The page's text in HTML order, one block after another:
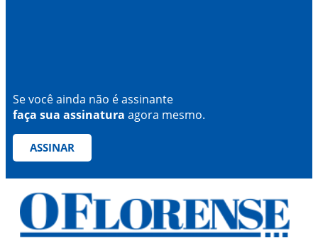
Se você ainda não é assinante
faça sua assinatura agora mesmo.
ASSINAR